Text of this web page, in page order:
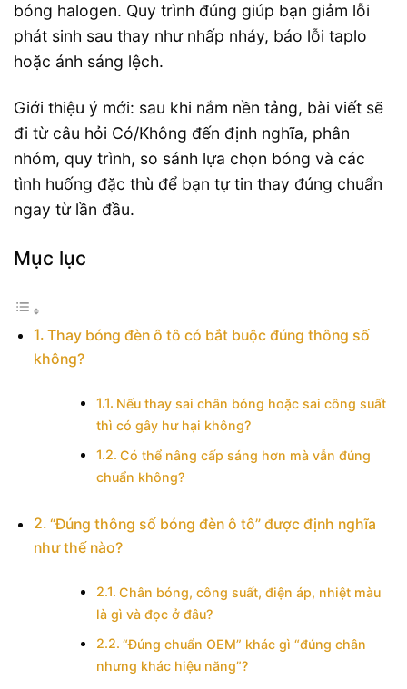
bóng halogen. Quy trình đúng giúp bạn giảm lỗi
phát sinh sau thay như nhấp nháy, báo lỗi taplo
hoặc ánh sáng lệch.
Giới thiệu ý mới: sau khi nắm nền tảng, bài viết sẽ
đi từ câu hỏi Có/Không đến định nghĩa, phân
nhóm, quy trình, so sánh lựa chọn bóng và các
tình huống đặc thù để bạn tự tin thay đúng chuẩn
ngay từ lần đầu.
Mục lục
Thay bóng đèn ô tô có bắt buộc đúng thông số
không?
Nếu thay sai chân bóng hoặc sai công suất
thì có gây hư hại không?
Có thể nâng cấp sáng hơn mà vẫn đúng
chuẩn không?
“Đúng thông số bóng đèn ô tô” được định nghĩa
như thế nào?
Chân bóng, công suất, điện áp, nhiệt màu
là gì và đọc ở đâu?
“Đúng chuẩn OEM” khác gì “đúng chân
nhưng khác hiệu năng”?